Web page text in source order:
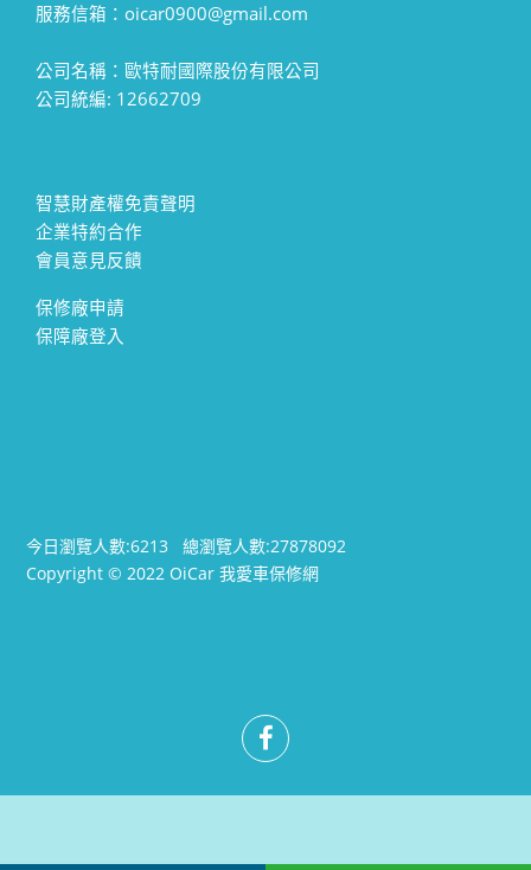
服務信箱：oicar0900@gmail.com
公司名稱：歐特耐國際股份有限公司
公司統編: 12662709
智慧財產權免責聲明
企業特約合作
會員意見反饋
保修廠申請
保障廠登入
今日瀏覽人數:6213總瀏覽人數:27878092
Copyright © 2022 OiCar 我愛車保修網